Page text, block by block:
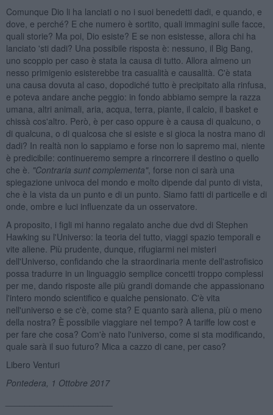
Comunque Dio li ha lanciati o no i suoi benedetti dadi, e quando, e
dove, e perché? E che numero è sortito, quali immagini sulle facce,
quali storie? Ma poi, Dio esiste? E se non esistesse, allora chi ha
lanciato 'sti dadi? Una possibile risposta è: nessuno, il Big Bang,
uno scoppio per caso è stata la causa di tutto. Allora almeno un
nesso primigenio esisterebbe tra casualità e causalità. C'è stata
una causa dovuta al caso, dopodiché tutto è precipitato alla rinfusa,
e poteva andare anche peggio: in fondo abbiamo sempre la razza
umana, altri animali, aria, acqua, terra, piante, il calcio, il basket e
chissà cos'altro. Però, è per caso oppure è a causa di qualcuno, o
di qualcuna, o di qualcosa che si esiste e si gioca la nostra mano di
dadi? In realtà non lo sappiamo e forse non lo sapremo mai, niente
è predicibile: continueremo sempre a rincorrere il destino o quello
che è. "Contraria sunt complementa", forse non ci sarà una
spiegazione univoca del mondo e molto dipende dal punto di vista,
che è la vista da un punto e di un punto. Siamo fatti di particelle e di
onde, ombre e luci influenzate da un osservatore.
A proposito, i figli mi hanno regalato anche due dvd di Stephen
Hawking su l'Universo: la teoria del tutto, viaggi spazio temporali e
vite aliene. Più prudente, dunque, rifugiarmi nei misteri
dell'Universo, confidando che la straordinaria mente dell'astrofisico
possa tradurre in un linguaggio semplice concetti troppo complessi
per me, dando risposte alle più grandi domande che appassionano
l'intero mondo scientifico e qualche pensionato. C'è vita
nell'universo e se c'è, come sta? E quanto sarà aliena, più o meno
della nostra? È possibile viaggiare nel tempo? A tariffe low cost e
per fare che cosa? Com'è nato l'universo, come si sta modificando,
quale sarà il suo futuro? Mica a cazzo di cane, per caso?
Libero Venturi
Pontedera, 1 Ottobre 2017